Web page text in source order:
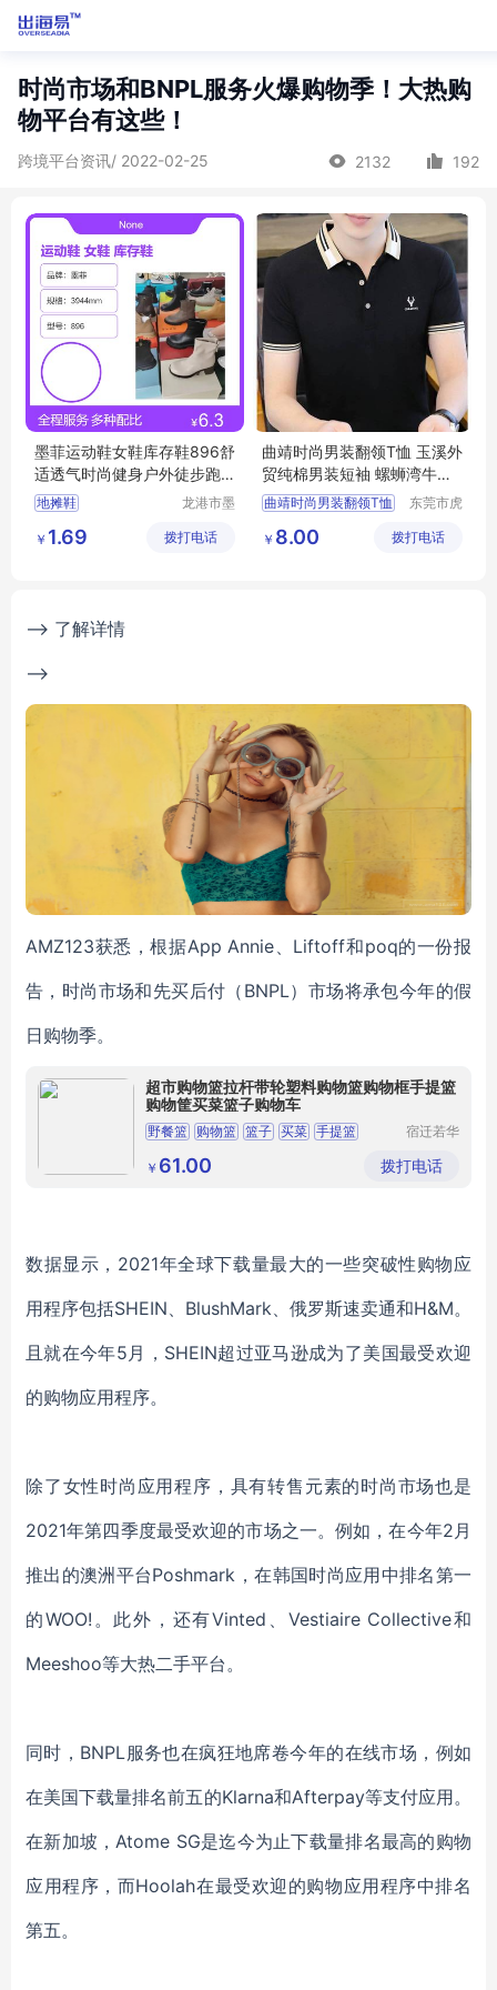
时尚市场和BNPL服务火爆购物季！大热购
物平台有这些！
跨境平台资讯/ 2022-02-25 2132 192
墨菲运动鞋女鞋库存鞋896舒
适透气时尚健身户外徒步跑
步
地摊鞋
龙港市墨
务商行
￥ 1.69 拨打电话
曲靖时尚男装翻领T恤 玉溪外
贸纯棉男装短袖 螺蛳湾牛仔
男装长裤
曲靖时尚男装翻领T恤
螺蛳湾牛仔男装长裤
东莞市虎
饰经营部
￥ 8.00 拨打电话
--> 了解详情
-->
AMZ123获悉，根据App Annie、Liftoff和poq的一份报
告，时尚市场和先买后付（BNPL）市场将承包今年的假
日购物季。
超市购物篮拉杆带轮塑料购物篮购物框手提篮
购物筐买菜篮子购物车
野餐篮 购物篮 篮子 买菜 手提篮
宿迁若华
有限公司
￥ 61.00 拨打电话
数据显示，2021年全球下载量最大的一些突破性购物应
用程序包括SHEIN、BlushMark、俄罗斯速卖通和H&M。
且就在今年5月，SHEIN超过亚马逊成为了美国最受欢迎
的购物应用程序。
除了女性时尚应用程序，具有转售元素的时尚市场也是
2021年第四季度最受欢迎的市场之一。例如，在今年2月
推出的澳洲平台Poshmark，在韩国时尚应用中排名第一
的WOO!。此外，还有Vinted、Vestiaire Collective和
Meeshoo等大热二手平台。
同时，BNPL服务也在疯狂地席卷今年的在线市场，例如
在美国下载量排名前五的Klarna和Afterpay等支付应用。
在新加坡，Atome SG是迄今为止下载量排名最高的购物
应用程序，而Hoolah在最受欢迎的购物应用程序中排名
第五。